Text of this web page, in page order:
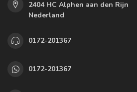
2404 HC Alphen aan den Rijn
Nederland
0172-201367
0172-201367